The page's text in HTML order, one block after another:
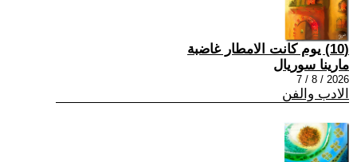
(10) يوم كانت الامطار غاضبة
مارينا سوريال
2026 / 8 / 7
الادب والفن